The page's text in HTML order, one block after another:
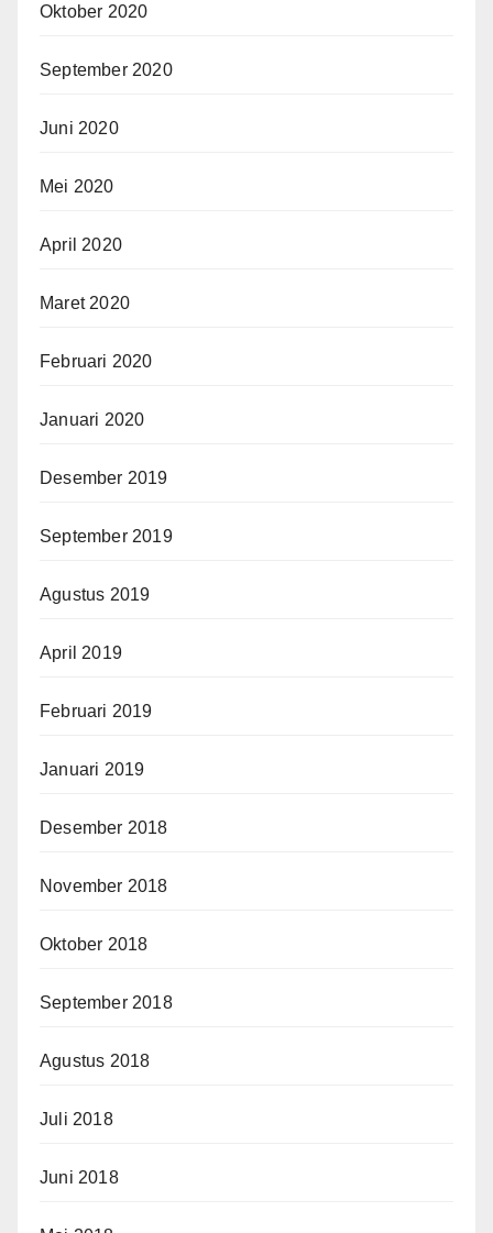
Oktober 2020
September 2020
Juni 2020
Mei 2020
April 2020
Maret 2020
Februari 2020
Januari 2020
Desember 2019
September 2019
Agustus 2019
April 2019
Februari 2019
Januari 2019
Desember 2018
November 2018
Oktober 2018
September 2018
Agustus 2018
Juli 2018
Juni 2018